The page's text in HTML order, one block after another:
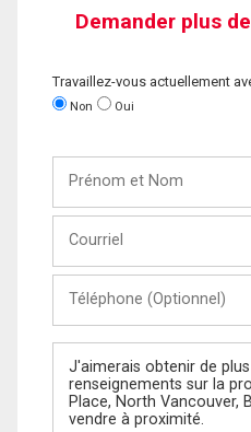
Demander plus
Travaillez-vous actuellement
Non Oui
Nom
(Optionnel)
Message